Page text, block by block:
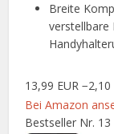
Breite
verstellbare
13,99 EUR −2,10
Bei Amazon
Bestseller Nr. 13